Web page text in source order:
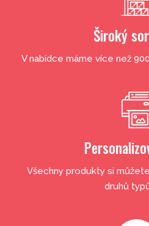
Široký
V nabídce máme více než
Všechny produkty si
druhů